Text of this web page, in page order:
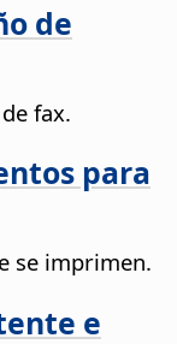
de
fax.
para
se imprimen.
e